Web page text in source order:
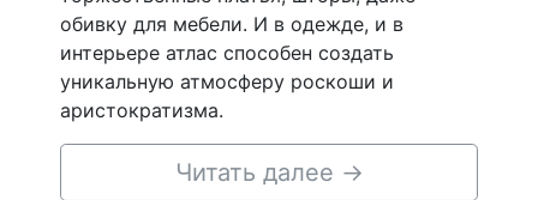
обивку для мебели. И в одежде, и в
интерьере атлас способен создать
уникальную атмосферу роскоши и
аристократизма.
Читать далее →